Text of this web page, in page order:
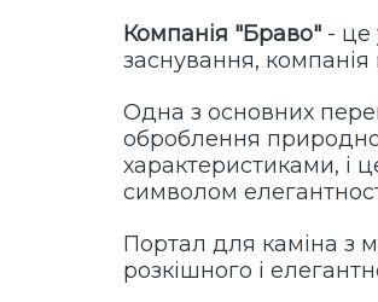
Компанія "Браво" - це
заснування,
Одна з основних
оброблення
характеристиками, і
символом
Портал для каміна з
розкішного і